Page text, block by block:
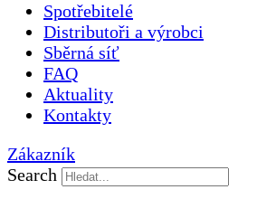
Spotřebitelé
Distributoři a výrobci
Sběrná síť
FAQ
Aktuality
Kontakty
Zákazník
Search